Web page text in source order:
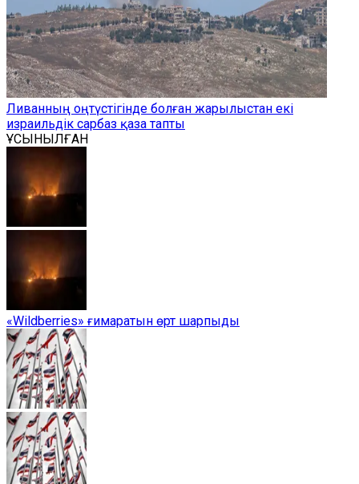
Ливанның оңтүстігінде болған жарылыстан екі
израильдік сарбаз қаза тапты
ҰСЫНЫЛҒАН
«Wildberries» ғимаратын өрт шарпыды